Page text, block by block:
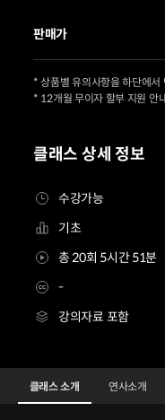
클래스 상세 정보
수강가능
기초
총 20회 5시간 51분
-
강의자료 포함
판매가
* 상품별 유의사항을 하단에서
* 12개월 무이자 할부 지원 안
카페메뉴디렉터 편해경
Configuration
클래스 소개 연사소개